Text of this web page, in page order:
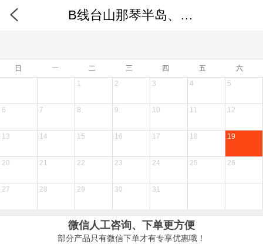
B线台山那琴半岛、浪琴湾纯玩三天
日 一 二 三 四 五
六
1
2 3 4 5
6 7 8 9 10 11 12
13 14 15 16 17 18 19
20 21 22 23 24 25 26
27 28 29 30 31
微信人工咨询、下单更方便
部分产品只有微信下单才有专享优惠哦！